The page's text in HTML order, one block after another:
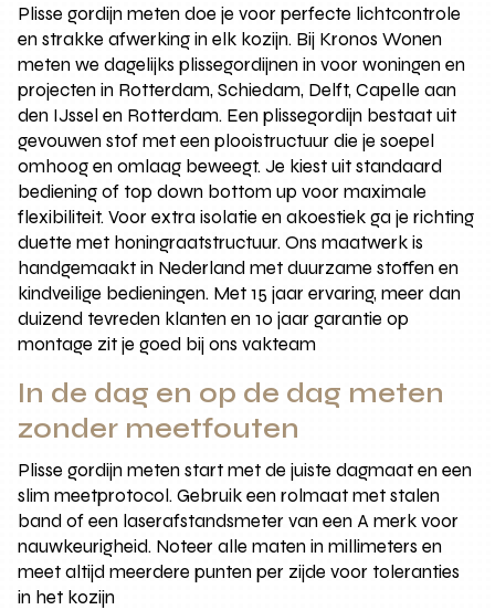
Plisse gordijn meten doe je voor perfecte lichtcontrole
en strakke afwerking in elk kozijn. Bij Kronos Wonen
meten we dagelijks plissegordijnen in voor woningen en
projecten in Rotterdam, Schiedam, Delft, Capelle aan
den IJssel en Rotterdam. Een plissegordijn bestaat uit
gevouwen stof met een plooistructuur die je soepel
omhoog en omlaag beweegt. Je kiest uit standaard
bediening of top down bottom up voor maximale
flexibiliteit. Voor extra isolatie en akoestiek ga je richting
duette met honingraatstructuur. Ons maatwerk is
handgemaakt in Nederland met duurzame stoffen en
kindveilige bedieningen. Met 15 jaar ervaring, meer dan
duizend tevreden klanten en 10 jaar garantie op
montage zit je goed bij ons vakteam
In de dag en op de dag meten
zonder meetfouten
Plisse gordijn meten start met de juiste dagmaat en een
slim meetprotocol. Gebruik een rolmaat met stalen
band of een laserafstandsmeter van een A merk voor
nauwkeurigheid. Noteer alle maten in millimeters en
meet altijd meerdere punten per zijde voor toleranties
in het kozijn